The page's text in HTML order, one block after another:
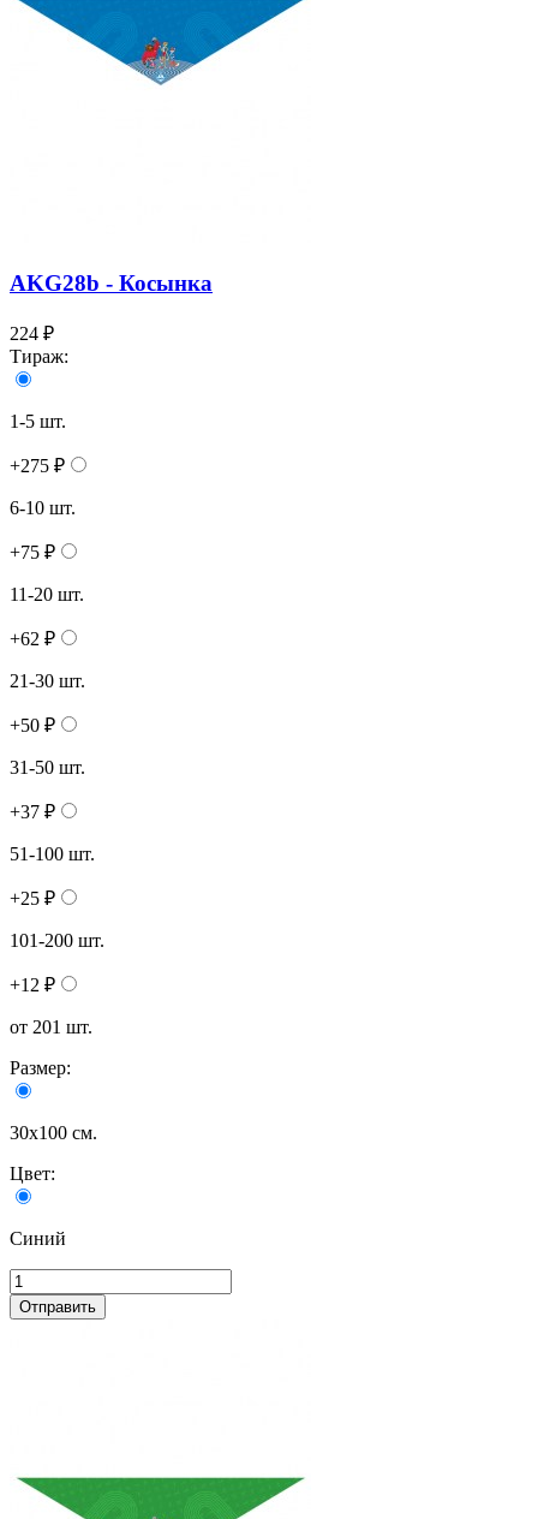
AKG28b - Косынка
224 ₽
Тираж:
1-5 шт.
+275 ₽
6-10 шт.
+75 ₽
11-20 шт.
+62 ₽
21-30 шт.
+50 ₽
31-50 шт.
+37 ₽
51-100 шт.
+25 ₽
101-200 шт.
+12 ₽
от 201 шт.
Размер:
30х100 см.
Цвет:
Синий